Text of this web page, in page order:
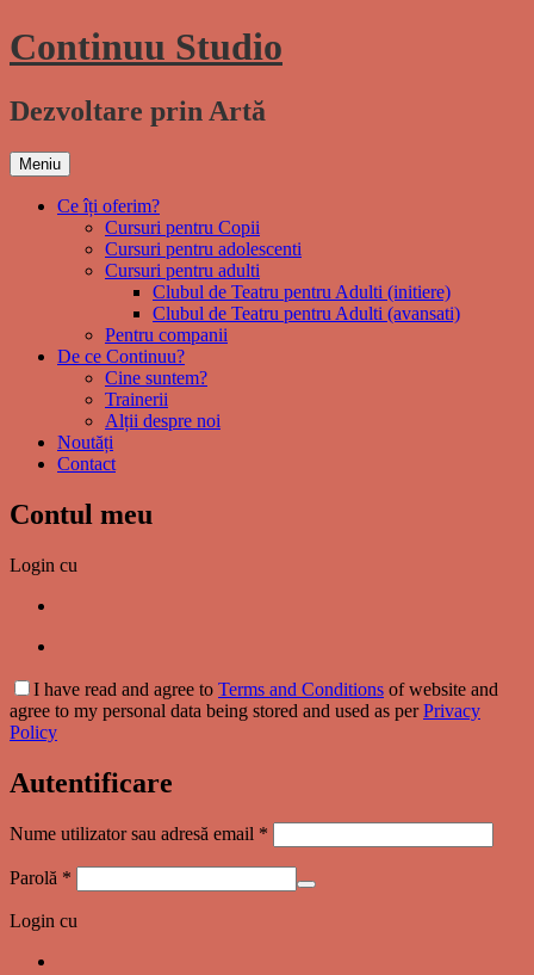
Sări
la
Continuu Studio
Dezvoltare prin Artă
Meniu
Ce îți oferim?
Cursuri pentru Copii
Cursuri pentru adolescenti
Cursuri pentru adulti
Clubul de Teatru pentru Adulti (initiere)
Clubul de Teatru pentru Adulti (avansati)
Pentru companii
De ce Continuu?
Cine suntem?
Trainerii
Alții despre noi
Noutăți
Contact
Contul meu
Login cu
I have read and agree to Terms and Conditions of website and
agree to my personal data being stored and used as perPrivacy
Policy
Autentificare
Nume utilizator sau adresă email *
Parolă *
Login cu